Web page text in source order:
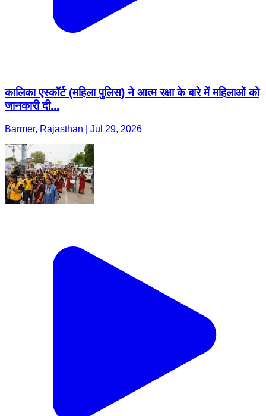
कालिका एस्कॉर्ट (महिला पुलिस) ने आत्म रक्षा के बारे में महिलाओं को
जानकारी दी...
Barmer, Rajasthan | Jul 29, 2026